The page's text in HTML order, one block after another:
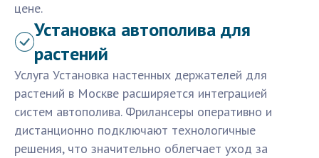
цене.
Установка автополива для
растений
Услуга Установка настенных держателей для
растений в Москве расширяется интеграцией
систем автополива. Фрилансеры оперативно и
дистанционно подключают технологичные
решения, что значительно облегчает уход за